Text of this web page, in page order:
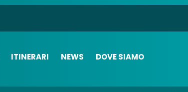
ITINERARI NEWS DOVE SIAMO